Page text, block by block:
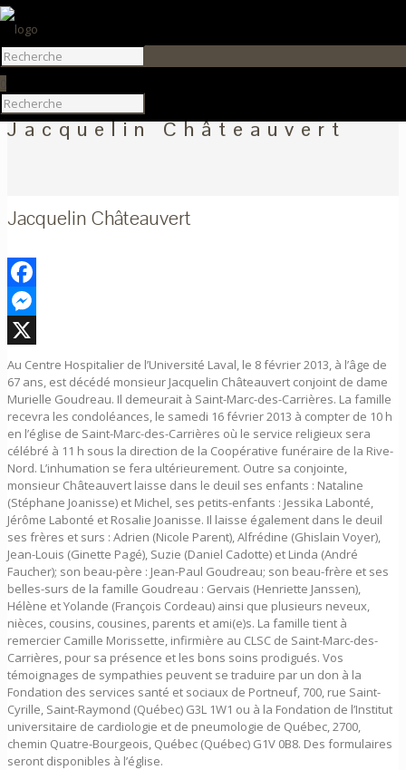
Jacquelin Châteauvert
Jacquelin Châteauvert
Facebook
Messenger
X
Au Centre Hospitalier de l’Université Laval, le 8 février 2013, à l’âge de
67 ans, est décédé monsieur Jacquelin Châteauvert conjoint de dame
Murielle Goudreau. Il demeurait à Saint-Marc-des-Carrières. La famille
recevra les condoléances, le samedi 16 février 2013 à compter de 10 h
en l’église de Saint-Marc-des-Carrières où le service religieux sera
célébré à 11 h sous la direction de la Coopérative funéraire de la Rive-
Nord. L’inhumation se fera ultérieurement. Outre sa conjointe,
monsieur Châteauvert laisse dans le deuil ses enfants : Nataline
(Stéphane Joanisse) et Michel, ses petits-enfants : Jessika Labonté,
Jérôme Labonté et Rosalie Joanisse. Il laisse également dans le deuil
ses frères et surs : Adrien (Nicole Parent), Alfrédine (Ghislain Voyer),
Jean-Louis (Ginette Pagé), Suzie (Daniel Cadotte) et Linda (André
Faucher); son beau-père : Jean-Paul Goudreau; son beau-frère et ses
belles-surs de la famille Goudreau : Gervais (Henriette Janssen),
Hélène et Yolande (François Cordeau) ainsi que plusieurs neveux,
nièces, cousins, cousines, parents et ami(e)s. La famille tient à
remercier Camille Morissette, infirmière au CLSC de Saint-Marc-des-
Carrières, pour sa présence et les bons soins prodigués. Vos
témoignages de sympathies peuvent se traduire par un don à la
Fondation des services santé et sociaux de Portneuf, 700, rue Saint-
Cyrille, Saint-Raymond (Québec) G3L 1W1 ou à la Fondation de l’Institut
universitaire de cardiologie et de pneumologie de Québec, 2700,
chemin Quatre-Bourgeois, Québec (Québec) G1V 0B8. Des formulaires
seront disponibles à l’église.